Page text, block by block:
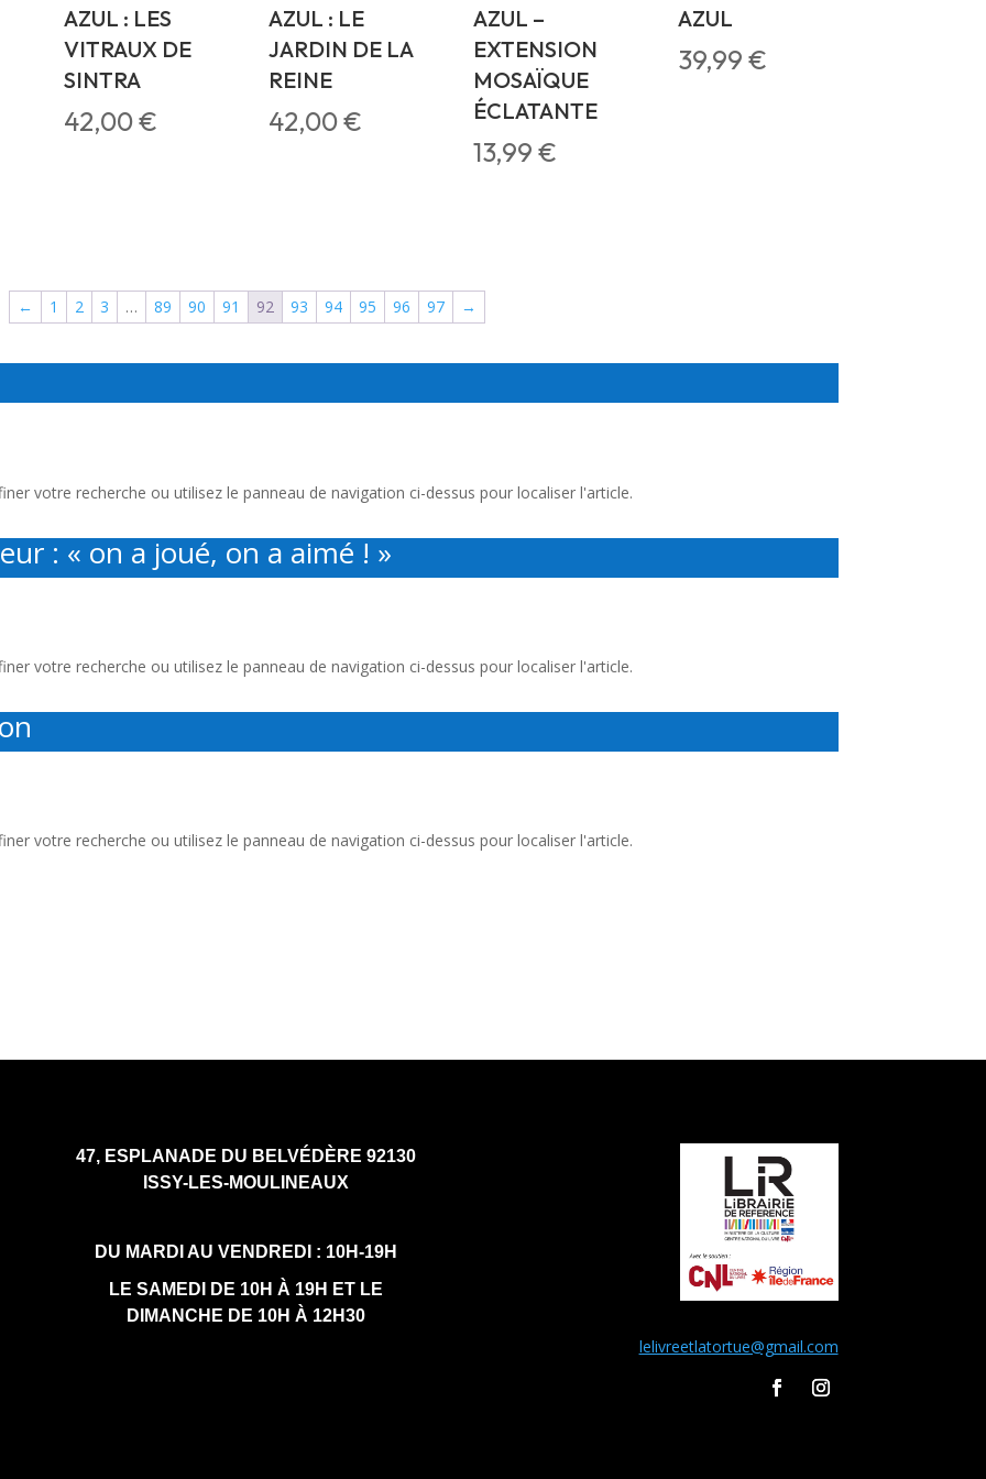
AZUL : LES
VITRAUX DE
SINTRA
42,00€
AZUL : LE
JARDIN DE LA
REINE
42,00€
AZUL –
EXTENSION
MOSAÏQUE
ÉCLATANTE
13,99€
AZUL
39,99€
← 1 2 3 … 89 90 91 92 93 94 95 96 97 →
votre recherche ou utilisez le panneau de navigation ci-dessus pour localiser l'article.
: « on a joué, on a aimé ! »
votre recherche ou utilisez le panneau de navigation ci-dessus pour localiser l'article.
votre recherche ou utilisez le panneau de navigation ci-dessus pour localiser l'article.
47, ESPLANADE DU BELVÉDÈRE 92130
ISSY-LES-MOULINEAUX
DU MARDI AU VENDREDI : 10H-19H
LE SAMEDI DE 10H À 19H ET LE
DIMANCHE DE 10H À 12H30
lelivreetlatortue@gmail.com